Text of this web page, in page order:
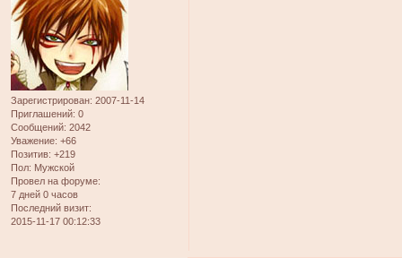
Зарегистрирован: 2007-11-14
Приглашений: 0
Сообщений: 2042
Уважение: +66
Позитив: +219
Пол: Мужской
Провел на форуме:
7 дней 0 часов
Последний визит:
2015-11-17 00:12:33